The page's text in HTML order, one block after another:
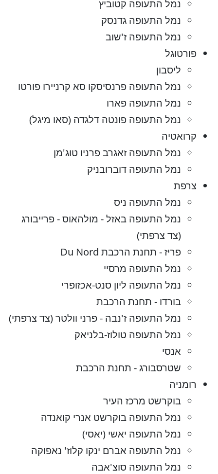
נמל התעופה קטוביץ
נמל התעופה גדנסק
נמל התעופה ז'שוב
פורטוגל
ליסבון
נמל התעופה פרנסיסקו סא קרניירו פורטו
נמל התעופה פארו
נמל התעופה פונטה דלגדה (סאו מיגל)
קרואטיה
נמל התעופה זאגרב פרניו טוג'מן
נמל התעופה דוברובניק
צרפת
נמל התעופה ניס
נמל התעופה באזל - מולהאוס - פרייבורג
(צד צרפתי)
פריז - תחנת הרכבת Du Nord
נמל התעופה מרסיי
נמל התעופה ליון סנט-אכזופרי
בורדו - תחנת הרכבת
נמל התעופה ז'נבה - פרני וולטר (צד צרפתי)
נמל התעופה טולוז-בלניאק
אנסי
שטרסבורג - תחנת הרכבת
רומניה
בוקרשט מרכז העיר
נמל התעופה בוקרשט אנרי קואנדה
נמל התעופה יאשי (יאסי)
נמל התעופה אברם ינקו קלוז' נאפוקה
נמל התעופה סוצ'אבה